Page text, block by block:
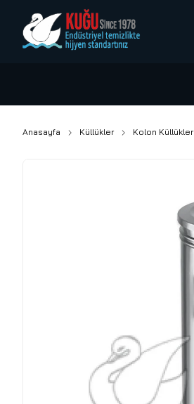
Anasayfa Küllükler Kolon Küllükler